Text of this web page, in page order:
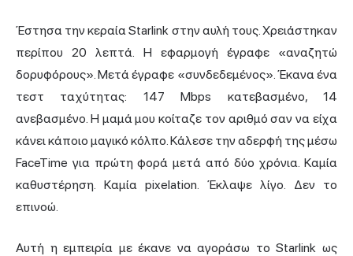
Έστησα την κεραία Starlink στην αυλή τους. Χρειάστηκαν
περίπου 20 λεπτά. Η εφαρμογή έγραφε «αναζητώ
δορυφόρους». Μετά έγραφε «συνδεδεμένος». Έκανα ένα
τεστ ταχύτητας: 147 Mbps κατεβασμένο, 14
ανεβασμένο. Η μαμά μου κοίταζε τον αριθμό σαν να είχα
κάνει κάποιο μαγικό κόλπο. Κάλεσε την αδερφή της μέσω
FaceTime για πρώτη φορά μετά από δύο χρόνια. Καμία
καθυστέρηση. Καμία pixelation. Έκλαψε λίγο. Δεν το
επινοώ.
Αυτή η εμπειρία με έκανε να αγοράσω το Starlink ως